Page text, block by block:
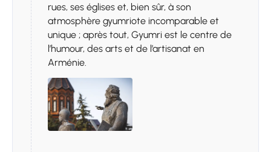
rues, ses églises et, bien sûr, à son
atmosphère gyumriote incomparable et
unique ; après tout, Gyumri est le centre de
l’humour, des arts et de l’artisanat en
Arménie.